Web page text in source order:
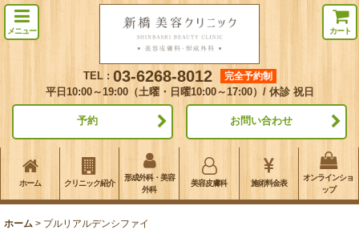
メニュー
TEL : 03-6268-8012
完全予約制
平日10:00～19:00（土曜・日曜10:00～17:00）/ 休診 祝日
予約 お問い合わせ
カート
ホーム クリニック紹介
形成外科・美容
外科
美容皮膚科 施術料金表
オンラインショ
ップ
ホーム > プルリアルデンシファイ